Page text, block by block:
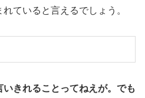
ていると言えるでしょう。
いきれることってねえが。でも